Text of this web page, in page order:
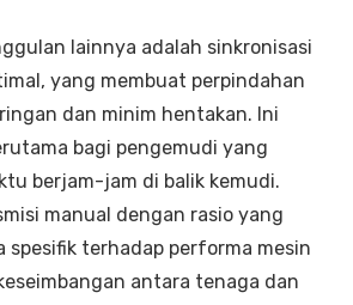
lainnya adalah sinkronisasi
yang membuat perpindahan
dan minim hentakan. Ini
bagi pengemudi yang
berjam-jam di balik kemudi.
manual dengan rasio yang
spesifik terhadap performa mesin
antara tenaga dan